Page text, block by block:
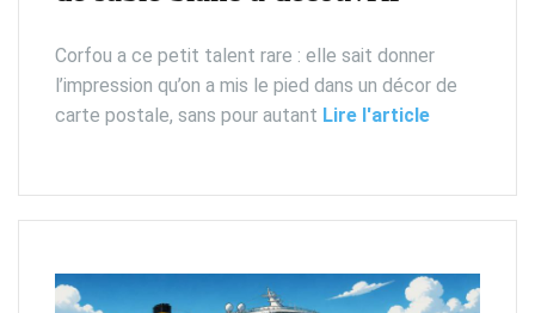
Corfou a ce petit talent rare : elle sait donner
l’impression qu’on a mis le pied dans un décor de
carte postale, sans pour autant Lire l'article